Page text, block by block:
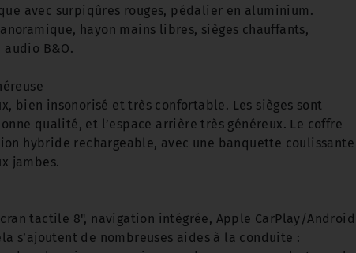
avec surpiqûres rouges, pédalier en aluminium.
hayon mains libres, sièges chauffants,
audio B&O.
bien insonorisé et très confortable. Les sièges sont
qualité, et l’espace arrière très généreux. Le coffre
hybride rechargeable, avec une banquette coulissante
jambes.
tactile 8", navigation intégrée, Apple CarPlay/Android
s’ajoutent de nombreuses aides à la conduite :